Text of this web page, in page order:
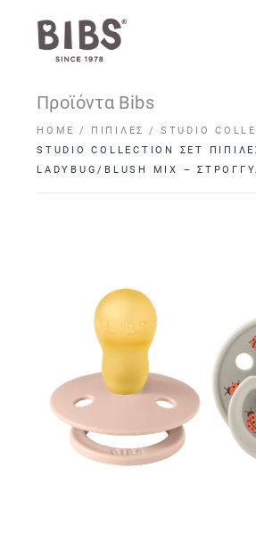
Προϊόντα Bibs
HOME ΠΙΠΊΛΕΣ STUDIO
STUDIO COLLECTION ΣΕΤ
LADYBUG/BLUSH MIX –